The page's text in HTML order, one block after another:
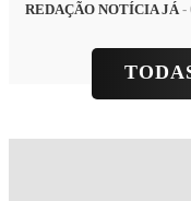
REDAÇÃO NOTÍCIA JÁ-